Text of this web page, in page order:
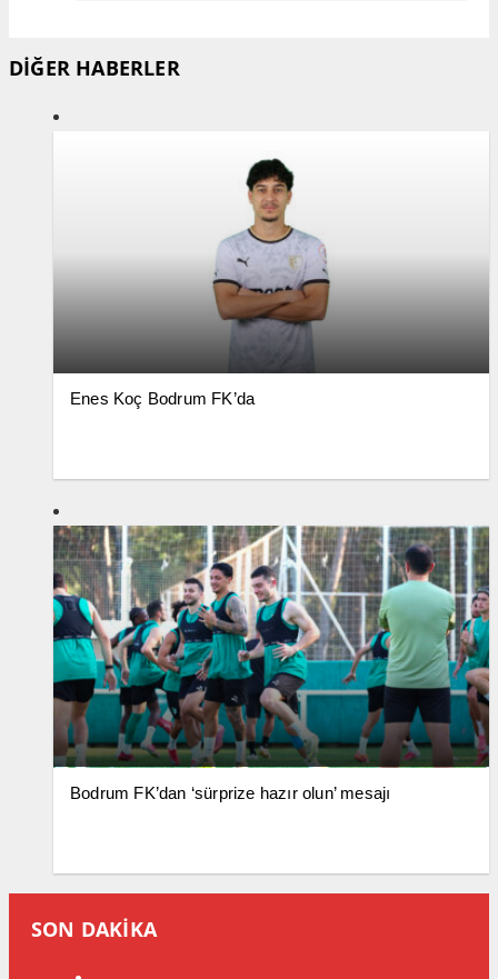
DİĞER HABERLER
Enes Koç Bodrum FK’da
Bodrum FK’dan ‘sürprize hazır olun’ mesajı
SON DAKİKA